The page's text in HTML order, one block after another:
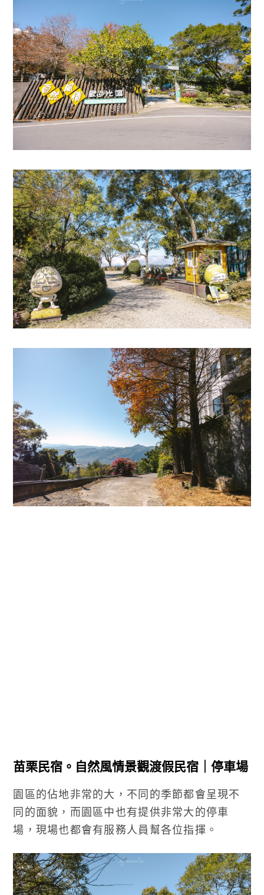
苗栗民宿。自然風情景觀渡假民宿｜停車場
園區的佔地非常的大，不同的季節都會呈現不
同的面貌，而園區中也有提供非常大的停車
場，現場也都會有服務人員幫各位指揮。